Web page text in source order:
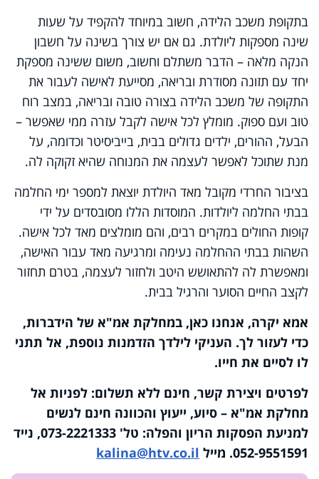
בתקופת משכב הלידה, חשוב במיוחד להקפיד על שעות
שינה מספקות ליולדת. גם אם יש צורך בשינה על חשבון
הנקה מלאה – הדבר משתלם וחשוב, משום ששינה מספקת
יחד עם תזונה מסודרת ובריאה, מסייעת לאישה לעבור את
התקופה של משכב הלידה בצורה טובה ובריאה, במצב רוח
טוב ועם ספוק. מומלץ לכל אישה לקבל עזרה ממי שאפשר –
הבעל, ההורים, ילדים גדולים בבית, בייביסיטר וכדומה, על
מנת שתוכל לאפשר לעצמה את המנוחה שהיא זקוקה לה.
בציבור החרדי מקובל מאד היולדת יוצאת למספר ימי החלמה
בבתי החלמה ליולדות. המוסדות הללו מסובסדים על ידי
קופות החולים במקרים רבים, והם מומלצים מאד לכל אישה.
השהות בבתי ההחלמה נעימה ומרגיעה מאד עבור האישה,
ומאפשרת לה להתאושש היטב ולחזור לעצמה, בטרם תחזור
לקצב החיים הסוער והרגיל בבית.
אמא יקרה, אנחנו כאן, במחלקת אמ"א של הידברות,
כדי לעזור לך. העניקי לילדך הזדמנות נוספת, אל תתני
לו לסיים את חייו.
לפרטים ויצירת קשר, חינם ללא תשלום: לפניות אל
מחלקת אמ"א – סיוע, ייעוץ והכוונה חינם לנשים
למניעת הפסקות הריון והפלה: טל' 073-2221333, נייד
052-9551591. מייל
kalina@htv.co.il